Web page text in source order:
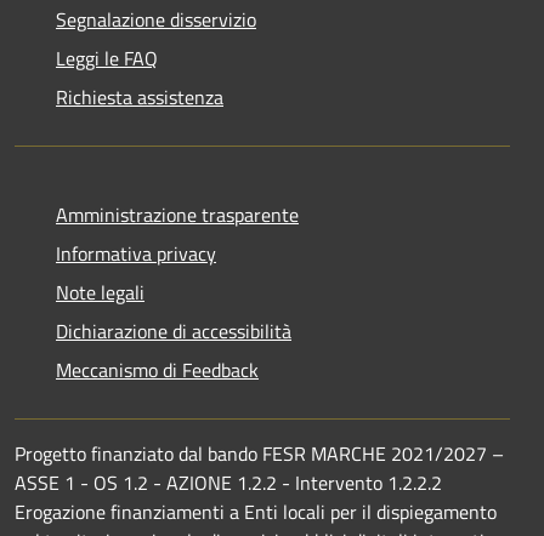
Segnalazione disservizio
Leggi le FAQ
Richiesta assistenza
Amministrazione trasparente
Informativa privacy
Note legali
Dichiarazione di accessibilità
Meccanismo di Feedback
Progetto finanziato dal bando FESR MARCHE 2021/2027 –
ASSE 1 - OS 1.2 - AZIONE 1.2.2 - Intervento 1.2.2.2
Erogazione finanziamenti a Enti locali per il dispiegamento